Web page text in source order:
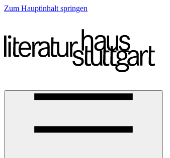
Zum Hauptinhalt springen